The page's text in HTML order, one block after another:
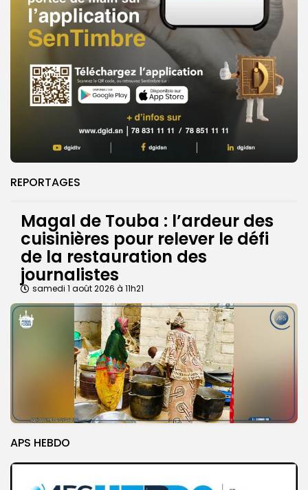
REPORTAGES
Magal de Touba : l’ardeur des
cuisinières pour relever le défi
de la restauration des
journalistes
samedi 1 août 2026 à 11h21
APS HEBDO